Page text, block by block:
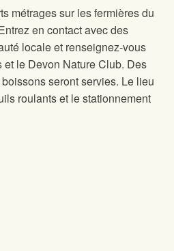
métrages sur les fermières du
en contact avec des
locale et renseignez-vous
et le Devon Nature Club. Des
seront servies. Le lieu
roulants et le stationnement